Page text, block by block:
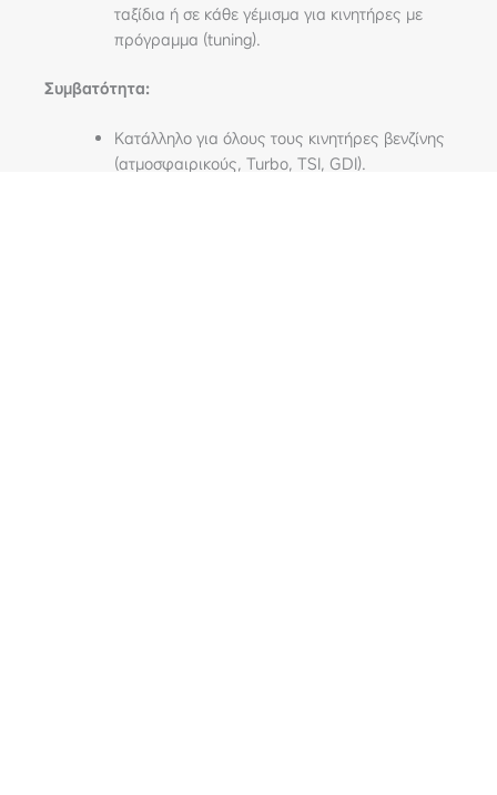
ταξίδια ή σε κάθε γέμισμα για κινητήρες με
πρόγραμμα (tuning).
Συμβατότητα:
Κατάλληλο για όλους τους κινητήρες βενζίνης
(ατμοσφαιρικούς, Turbo, TSI, GDI).